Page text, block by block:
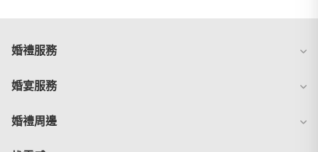
婚禮服務
婚宴服務
婚禮周邊